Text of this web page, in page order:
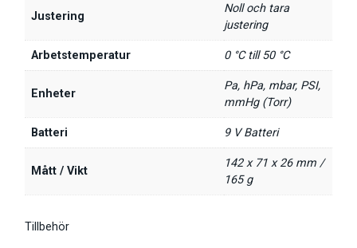
Justering
Noll och tara
justering
Arbetstemperatur 0 °C till 50 °C
Enheter
Pa, hPa, mbar, PSI,
mmHg (Torr)
Batteri 9 V Batteri
Mått / Vikt
142 x 71 x 26 mm /
165 g
Tillbehör